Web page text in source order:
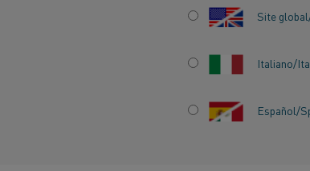
Site
Italiano/
Español/
Histórias
INDÚSTRIA: